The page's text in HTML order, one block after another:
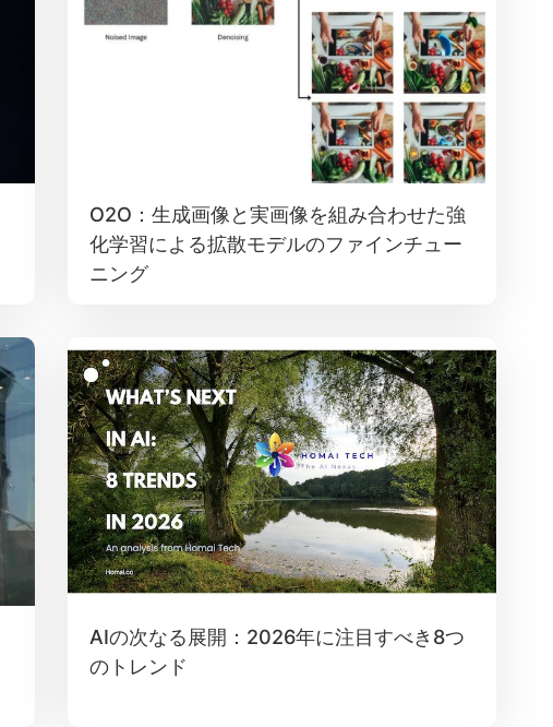
O2O：生成画像と実画像を組み合わせた強
化学習による拡散モデルのファインチュー
ニング
AIの次なる展開：2026年に注目すべき8つ
のトレンド